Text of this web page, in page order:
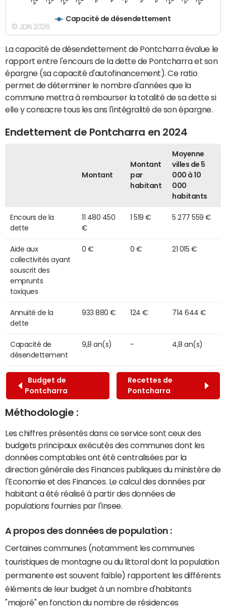
Capacité de désendettement
© JDN 2026
La capacité de désendettement de Pontcharra évalue le
rapport entre l'encours de la dette de Pontcharra et son
épargne (sa capacité d'autofinancement). Ce ratio
permet de déterminer le nombre d'années que la
commune mettra à rembourser la totalité de sa dette si
elle y consacre tous les ans l'intégralité de son épargne.
Endettement de Pontcharra en 2024
Montant
Montant
par
habitant
Moyenne
villes de 5
000 à 10
000
habitants
Encours de la
dette
11 480 450
€
1 519 € 5 277 559 €
Aide aux
collectivités ayant
souscrit des
emprunts
toxiques
0 € 0 € 21 015 €
Annuité de la
dette
933 880 € 124 € 714 644 €
Capacité de
désendettement
9,8 an(s) - 4,8 an(s)
Budget de
Pontcharra
Recettes de
Pontcharra
Méthodologie :
Les chiffres présentés dans ce service sont ceux des
budgets principaux exécutés des communes dont les
données comptables ont été centralisées par la
direction générale des Finances publiques du ministère de
l'Economie et des Finances. Le calcul des données par
habitant a été réalisé à partir des données de
populations fournies par l'Insee.
A propos des données de population :
Certaines communes (notamment les communes
touristiques de montagne ou du littoral dont la population
permanente est souvent faible) rapportent les différents
éléments de leur budget à un nombre d'habitants
"majoré" en fonction du nombre de résidences